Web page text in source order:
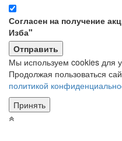
Согласен на получение
Изба"
Мы используем cookies для
Продолжая пользоваться
политикой
Принять